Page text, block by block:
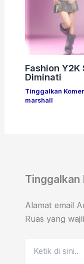
Fashion
Diminati
Tinggalkan
marshall
Tinggalkan
Alamat email
Ruas yang